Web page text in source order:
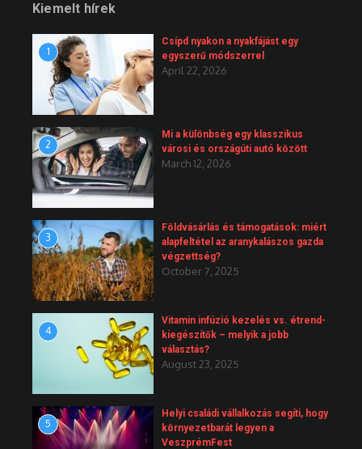
Kiemelt hírek
1
Csípd nyakon a nyakfájást egy
egyszerű módszerrel
April 22, 2026
2
Mi a különbség egy klasszikus
városi és országúti autó között
March 12, 2026
3
Földvásárlás és támogatások: miért
alapfeltétel az aranykalászos gazda
végzettség?
October 7, 2025
4
Vitamin infúzió kezelés vs. étrend-
kiegészítők – melyik a jobb
választás?
August 23, 2025
5
Helyi családi vállalkozás segíti, hogy
környezetbarát legyen a
VeszprémFest